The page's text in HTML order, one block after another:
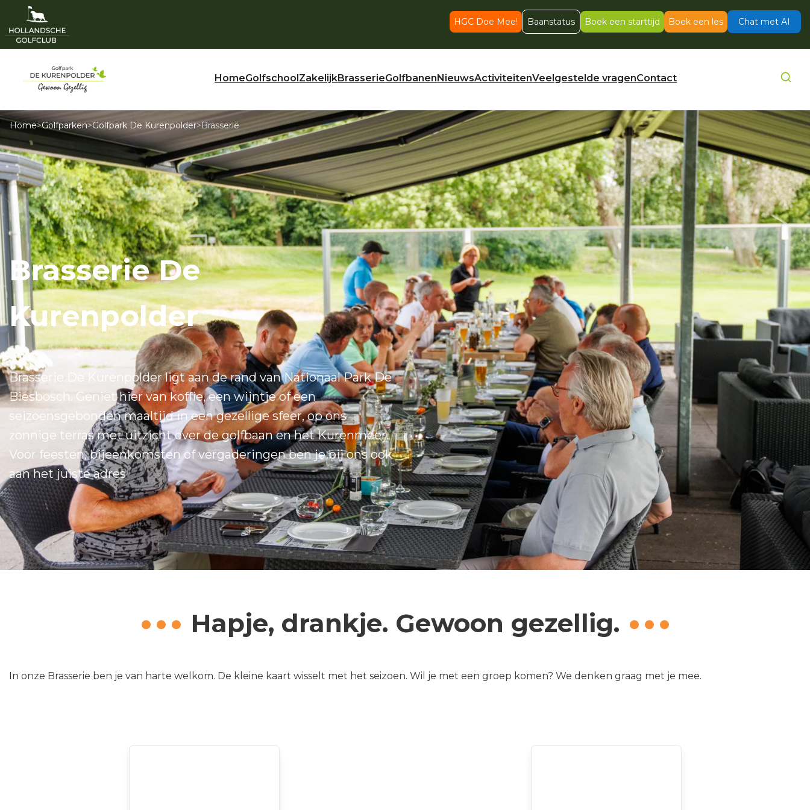
HGC Doe Mee! Baanstatus Boek een starttijd Boek een les Chat met AI
HomeGolfschoolZakelijkBrasserieGolfbanenNieuwsActiviteitenVeelgestelde vragenContact
Home>Golfparken>Golfpark De Kurenpolder>Brasserie
Brasserie De
Kurenpolder
Brasserie De Kurenpolder ligt aan de rand van Nationaal Park De
Biesbosch. Geniet hier van koffie, een wijntje of een
seizoensgebonden maaltijd in een gezellige sfeer, op ons
zonnige terras met uitzicht over de golfbaan en het Kurenmeer.
Voor feesten, bijeenkomsten of vergaderingen ben je bij ons ook
aan het juiste adres
Hapje, drankje. Gewoon gezellig.
In onze Brasserie ben je van harte welkom. De kleine kaart wisselt met het seizoen. Wil je met een groep komen? We denken graag met je mee.